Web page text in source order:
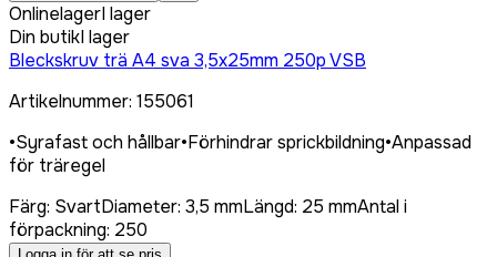
OnlinelagerI lager
Din butikI lager
Bleckskruv trä A4 sva 3,5x25mm 250p VSB
Artikelnummer: 155061
•Syrafast och hållbar•Förhindrar sprickbildning•Anpassad
för träregel
Färg: SvartDiameter: 3,5 mmLängd: 25 mmAntal i
förpackning: 250